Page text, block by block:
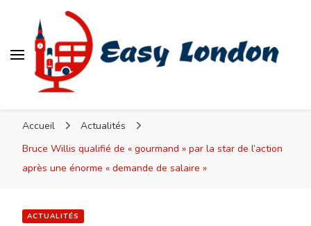
Accueil
Actualités
Bruce Willis qualifié de « gourmand » par la star de l’action
après une énorme « demande de salaire »
ACTUALITÉS